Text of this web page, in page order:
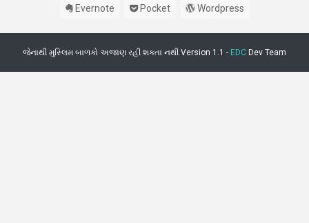
Evernote Pocket Wordpress
જેનાથી મુસ્લિમ બાળકો અજાણ રહી શકતા નથી Version 1.1 - EDC Dev Team